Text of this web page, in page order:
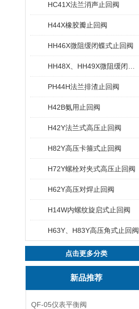
HC41X法兰消声止回阀
H44X橡胶瓣止回阀
HH46X微阻缓闭蝶式止回阀
PH44H法兰排渣止回阀
H42B氨用止回阀
H42Y法兰式高压止回阀
H82Y高压卡箍式止回阀
H72Y螺栓对夹式高压止回阀
H62Y高压对焊止回阀
H14W内螺纹旋启式止回阀
H63Y、H83Y高压角式止回阀
点击更多分类
新品推荐
QF-05仪表平衡阀